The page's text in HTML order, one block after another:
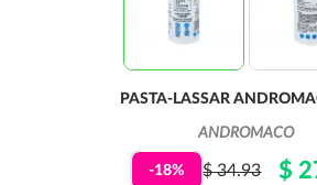
PASTA-LASSAR
ANDROMACO
-18% $ 34.93 $